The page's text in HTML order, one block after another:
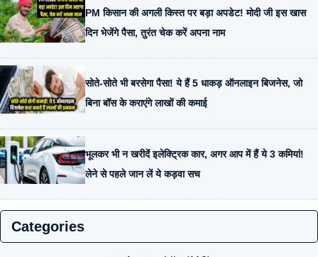
PM किसान की अगली किस्त पर बड़ा अपडेट! मोदी जी इस खास
दिन भेजेंगे पैसा, तुरंत चेक करें अपना नाम
सोते-सोते भी बरसेगा पैसा! ये हैं 5 धाकड़ ऑनलाइन बिजनेस, जो
बिना बॉस के कराएंगे लाखों की कमाई
भूलकर भी न खरीदें इलेक्ट्रिक कार, अगर आप में हैं ये 3 कमियां!
लेने से पहले जान लें ये कड़वा सच
Categories